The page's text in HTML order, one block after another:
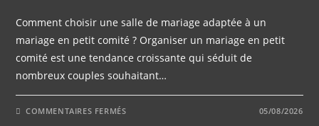
Comment choisir une salle de mariage adaptée à un
mariage en petit comité ? Organiser un mariage en petit
comité est une tendance croissante qui séduit de
nombreux couples souhaitant…
COMMENTAIRES FERMÉSSUR 05/08/2026